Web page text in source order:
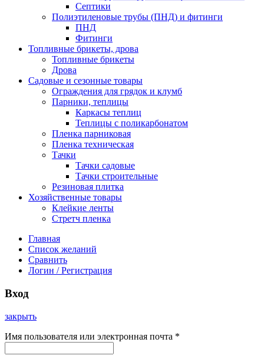
Септики
Полиэтиленовые трубы (ПНД) и фитинги
ПНД
Фитинги
Топливные брикеты, дрова
Топливные брикеты
Дрова
Садовые и сезонные товары
Ограждения для грядок и клумб
Парники, теплицы
Каркасы теплиц
Теплицы с поликарбонатом
Пленка парниковая
Пленка техническая
Тачки
Тачки садовые
Тачки строительные
Резиновая плитка
Хозяйственные товары
Клейкие ленты
Стретч пленка
Главная
Список желаний
Сравнить
Логин / Регистрация
Вход
закрыть
Имя пользователя или электронная почта *